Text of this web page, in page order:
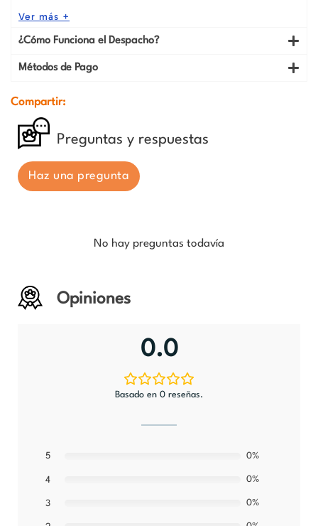
Ver más +
¿Cómo Funciona el Despacho?
Métodos de Pago
Compartir:
Preguntas y respuestas
Haz una pregunta
No hay preguntas todavía
Opiniones
0.0
Basado en 0 reseñas.
5 0%
4 0%
3 0%